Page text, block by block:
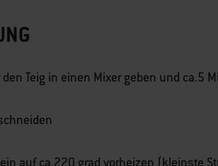
Teig in einen Mixer geben und ca.5
auf ca.220 grad vorheizen (kleinste